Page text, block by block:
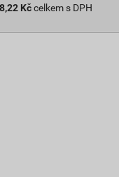
Kč celkem s DPH